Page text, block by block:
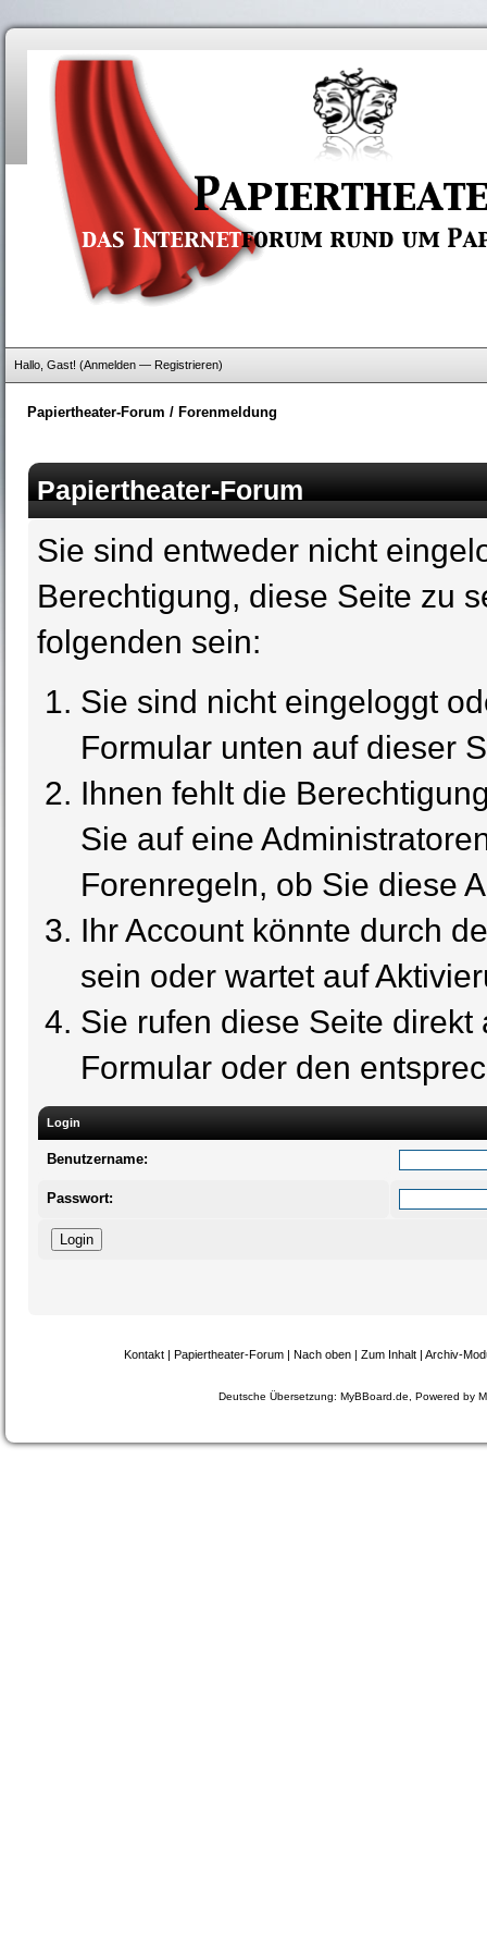
Hallo, Gast! (Anmelden — Registrieren)
Papiertheater-Forum / Forenmeldung
Papiertheater-Forum
Sie sind entweder nicht
Berechtigung, diese Seite zu
folgenden sein:
Sie sind nicht eingeloggt
Formular unten auf dieser
Ihnen fehlt die
Sie auf eine
Forenregeln, ob Sie diese
Ihr Account könnte durch
sein oder wartet auf
Sie rufen diese Seite
Formular oder den
Login
Benutzername:
Passwort:
Kontakt | Papiertheater-Forum | Nach oben | Zum Inhalt | Archiv-
Deutsche Übersetzung: MyBBoard.de , Powered by